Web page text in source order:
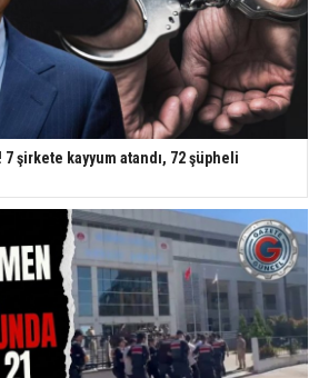
şirkete kayyum atandı, 72 şüpheli